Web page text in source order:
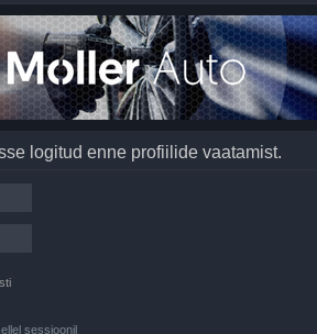
logitud enne profiilide vaatamist.
sessioonil